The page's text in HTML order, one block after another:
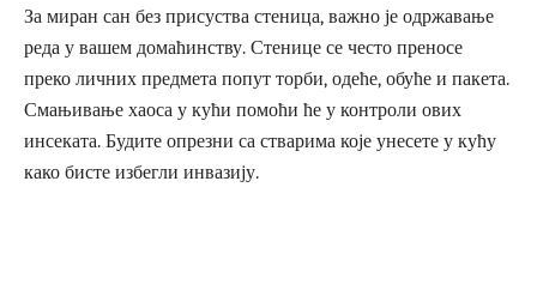
За миран сан без присуства стеница, важно је одржавање
реда у вашем домаћинству. Стенице се често преносе
преко личних предмета попут торби, одеће, обуће и пакета.
Смањивање хаоса у кући помоћи ће у контроли ових
инсеката. Будите опрезни са стварима које унесете у кућу
како бисте избегли инвазију.